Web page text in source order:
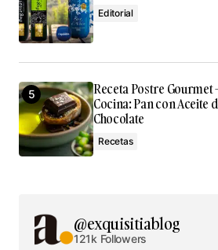
Submit Comment
Editorial
Receta Postre Gourmet
Cocina: Pan con Aceite
Chocolate
Recetas
@exquisitiablog
121k Followers